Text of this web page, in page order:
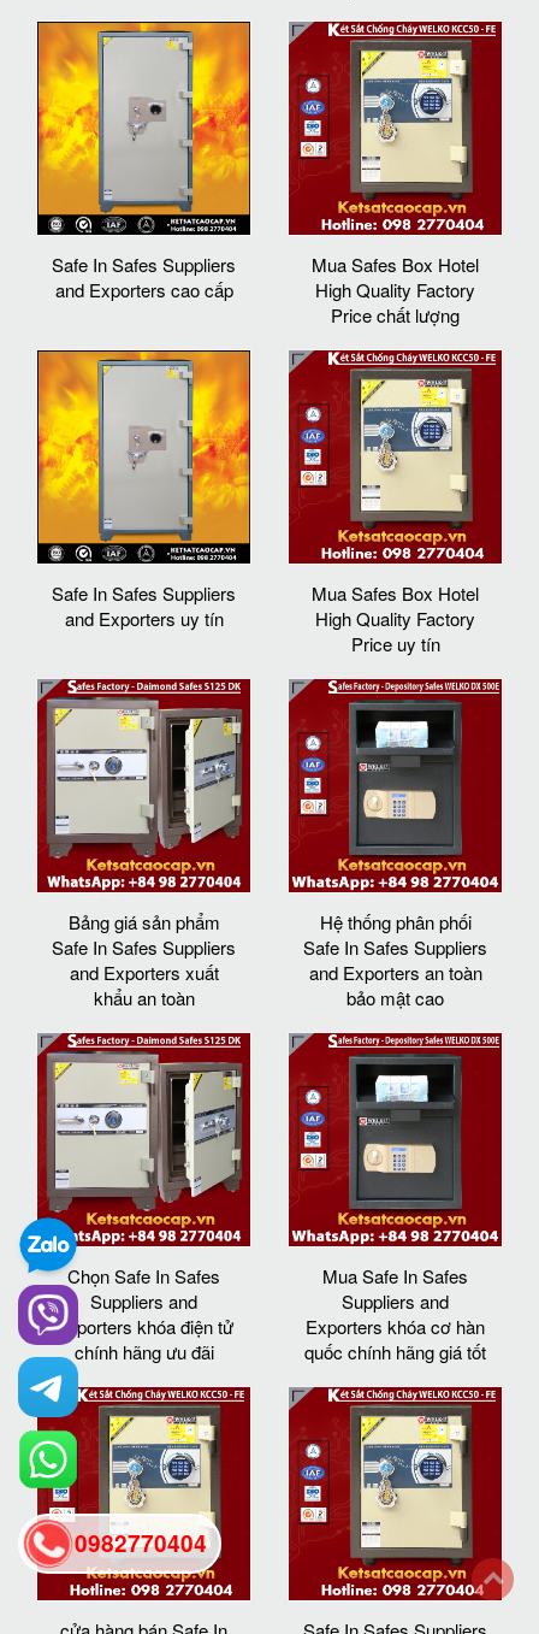
Safe In Safes Suppliers
and Exporters cao cấp
Mua Safes Box Hotel
High Quality Factory
Price chất lượng
Safe In Safes Suppliers
and Exporters uy tín
Mua Safes Box Hotel
High Quality Factory
Price uy tín
Bảng giá sản phẩm
Safe In Safes Suppliers
and Exporters xuất
khẩu an toàn
Hệ thống phân phối
Safe In Safes Suppliers
and Exporters an toàn
bảo mật cao
Chọn Safe In Safes
Suppliers and
Exporters khóa điện tử
chính hãng ưu đãi
Mua Safe In Safes
Suppliers and
Exporters khóa cơ hàn
quốc chính hãng giá tốt
0982770404